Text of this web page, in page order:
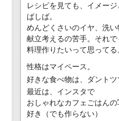
レシピを見ても、イメー
ばしば。
めんどくさいのイヤ、洗い
献立考えるの苦手。それ
料理作りたいって思ってる
性格はマイペース。
好きな食べ物は、ダントツ
最近は、インスタで
おしゃれなカフェごはん
好き（でも作らない）